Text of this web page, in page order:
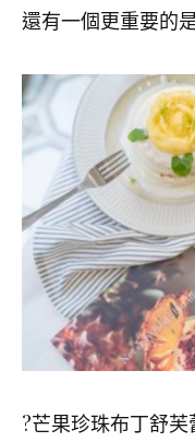
還有一個更重要的
?芒果珍珠布丁舒芙